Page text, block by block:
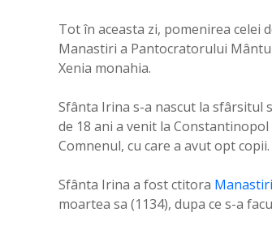
Tot în aceasta zi, pomenirea
Manastiri a Pantocratorului
Xenia monahia.
Sfânta Irina s-a nascut la sfârsitul
de 18 ani a venit la
Comnenul, cu care a avut opt copii.
Sfânta Irina a fost ctitora
moartea sa (1134), dupa ce s-a